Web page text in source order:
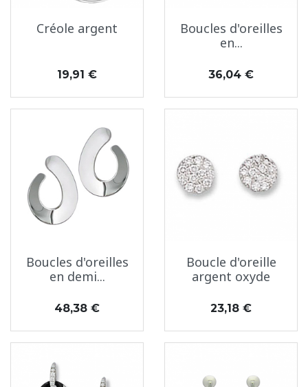
Créole argent
Prix
19,91 €
Boucles d'oreilles
en...
Prix
36,04 €
Boucles d'oreilles
en demi...
Prix
48,38 €
Boucle d'oreille
argent oxyde
Prix
23,18 €